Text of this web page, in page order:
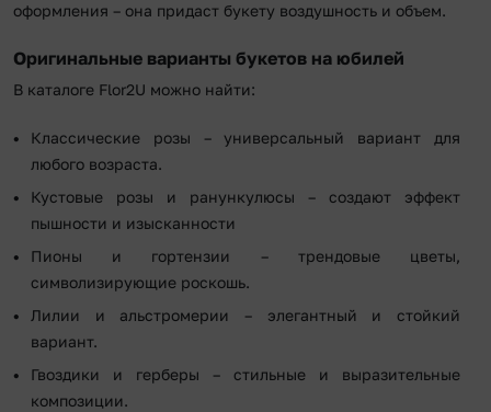
оформления – она придаст букету воздушность и объем.
Оригинальные варианты букетов на юбилей
В каталоге Flor2U можно найти:
Классические розы – универсальный вариант для
любого возраста.
Кустовые розы и ранункулюсы – создают эффект
пышности и изысканности
Пионы и гортензии – трендовые цветы,
символизирующие роскошь.
Лилии и альстромерии – элегантный и стойкий
вариант.
Гвоздики и герберы – стильные и выразительные
композиции.